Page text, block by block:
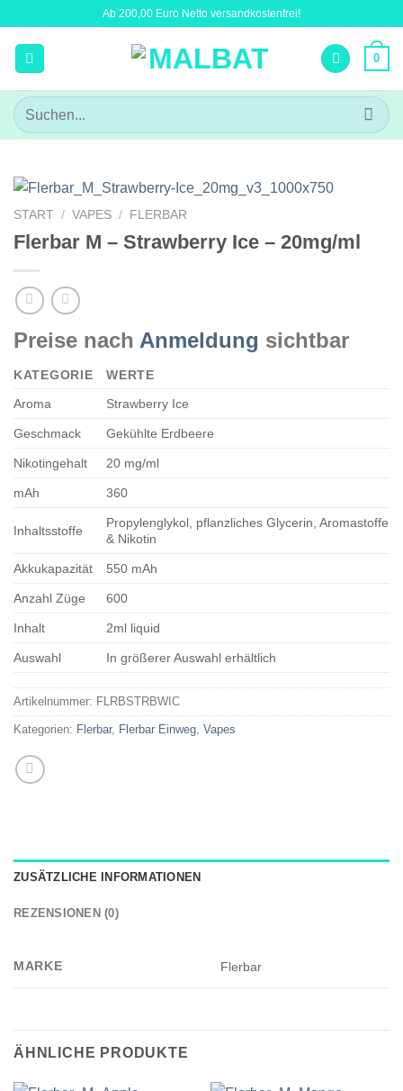
springen
Ab 200,00 Euro Netto versandkostenfrei!
0
Suchen
nach:
START / VAPES / FLERBAR
Flerbar M – Strawberry Ice – 20mg/ml
Preise nach Anmeldung sichtbar
KATEGORIE
WERTE
Aroma
Strawberry Ice
Geschmack Gekühlte Erdbeere
Nikotingehalt 20 mg/ml
mAh 360
Inhaltsstoffe
Propylenglykol, pflanzliches Glycerin, Aromastoffe
& Nikotin
Akkukapazität 550 mAh
Anzahl Züge 600
Inhalt 2ml liquid
Auswahl In größerer Auswahl erhältlich
Artikelnummer: FLRBSTRBWIC
Kategorien: Flerbar, Flerbar Einweg Vapes
ZUSÄTZLICHE INFORMATIONEN
REZENSIONEN (0)
MARKE Flerbar
ÄHNLICHE PRODUKTE